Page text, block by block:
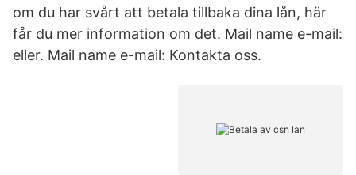
om du har svårt att betala tillbaka dina lån, här
får du mer information om det. Mail name e-mail:
eller. Mail name e-mail: Kontakta oss.